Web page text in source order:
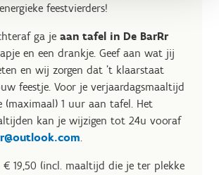
feestvierders!
ga je aan tafel in De BarRr
en een drankje. Geef aan wat jij
en wij zorgen dat 't klaarstaat
feestje. Voor je verjaardagsmaaltijd
(maximaal) 1 uur aan tafel. Het
kan je wijzigen tot 24u vooraf
€ 19,50 (incl. maaltijd die je ter plekke